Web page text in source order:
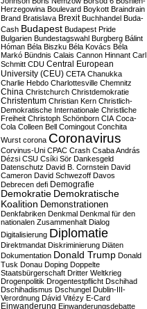
Herzegowina Boulevard Boykott Braindrain
Brand Bratislava Brexit Buchhandel Buda-
Cash Budapest Budapest Pride
Bulgarien Bundestagswahl Burgberg Bálint
Hóman Béla Biszku Béla Kovács Béla
Markó Bündnis Calais Cannon Hinnant Carl
Schmitt CDU Central European
University (CEU) CETA Chanukka
Charlie Hebdo Charlottesville Chemnitz
China Christchurch Christdemokratie
Christentum Christian Kern Christlich-
Demokratische Internationale Christliche
Freiheit Christoph Schönborn CIA Coca-
Cola Colleen Bell Comingout Conchita
Wurst corona Coronavirus
Corvinus-Uni CPAC Crash Csaba András
Dézsi CSU Csíki Sör Dankesgeld
Datenschutz David B. Cornstein David
Cameron David Schwezoff Davos
Debrecen defi Demografie
Demokratie Demokratische
Koalition Demonstrationen
Denkfabriken Denkmal Denkmal für den
nationalen Zusammenhalt Dialog
Digitalisierung Diplomatie
Direktmandat Diskriminierung Diäten
Dokumentation Donald Trump Donald
Tusk Donau Doping Doppelte
Staatsbürgerschaft Dritter Weltkrieg
Drogenpolitik Drogentestpflicht Dschihad
Dschihadismus Dschungel Dublin-III-
Verordnung Dávid Vitézy E-Card
Einwanderung Einwanderungsdebatte